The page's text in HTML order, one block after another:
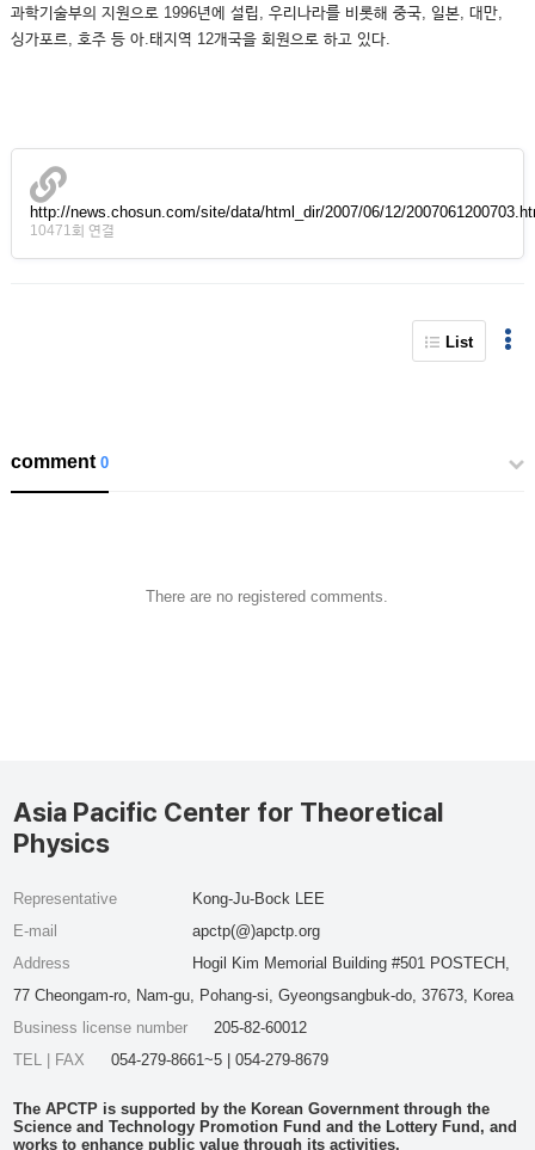
과학기술부의 지원으로 1996년에 설립, 우리나라를 비롯해 중국, 일본, 대만,
싱가포르, 호주 등 아.태지역 12개국을 회원으로 하고 있다.
http://news.chosun.com/site/data/html_dir/2007/06/12/
10471회 연결
List
comment0
There are no registered comments.
Asia Pacific Center for Theoretical
Physics
Representative
Kong-Ju-Bock LEE
E-mail
apctp(@)apctp.org
Address
Hogil Kim Memorial Building #501 POSTECH,
77 Cheongam-ro, Nam-gu, Pohang-si, Gyeongsangbuk-do, 37673, Korea
Business license number
205-82-60012
TEL | FAX
054-279-8661~5 | 054-279-8679
The APCTP is supported by the Korean Government through the
Science and Technology Promotion Fund and the Lottery Fund, and
works to enhance public value through its activities.